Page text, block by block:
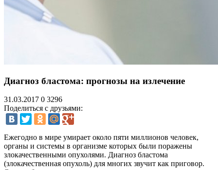
Диагноз бластома: прогнозы на излечение
31.03.2017 0 3296
Поделиться с друзьями:
Ежегодно в мире умирает около пяти миллионов человек,
органы и системы в организме которых были поражены
злокачественными опухолями. Диагноз бластома
(злокачественная опухоль) для многих звучит как приговор.